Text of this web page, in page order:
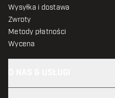
Wysyłka i dostawa
Zwroty
Metody płatności
Wycena